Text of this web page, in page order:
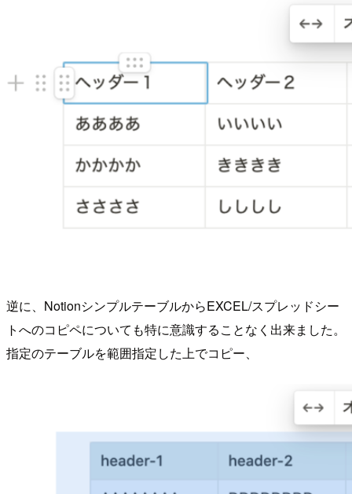
逆に、NotionシンプルテーブルからEXCEL/スプレッドシー
トへのコピペについても特に意識することなく出来ました。
指定のテーブルを範囲指定した上でコピー、